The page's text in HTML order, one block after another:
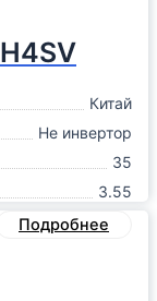
Китай
Не инвертор
35
3.55
Подробнее